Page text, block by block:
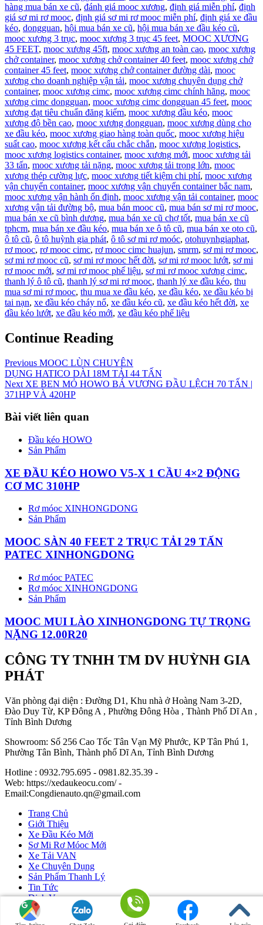
hàng mua bán xe cũ, đánh giá mooc xương, định giá miễn phí, định
giá sơ mi rơ mooc, định giá sơ mi rơ mooc miễn phí, định giá xe đầu
kéo, dongguan, hội mua bán xe cũ, hội mua bán xe đầu kéo cũ,
mooc xương 3 trục, mooc xương 3 trục 45 feet, MOOC XƯƠNG
45 FEET, mooc xương 45ft, mooc xương an toàn cao, mooc xương
chở container, mooc xương chở container 40 feet, mooc xương chở
container 45 feet, mooc xương chở container đường dài, mooc
xương cho doanh nghiệp vận tải, mooc xương chuyên dụng chở
container, mooc xương cimc, mooc xương cimc chính hãng, mooc
xương cimc dongguan, mooc xương cimc dongguan 45 feet, mooc
xương đạt tiêu chuẩn đăng kiểm, mooc xương đầu kéo, mooc
xương độ bền cao, mooc xương dongguan, mooc xương dùng cho
xe đầu kéo, mooc xương giao hàng toàn quốc, mooc xương hiệu
suất cao, mooc xương kết cấu chắc chắn, mooc xương logistics,
mooc xương logistics container, mooc xương mới, mooc xương tải
33 tấn, mooc xương tải nặng, mooc xương tải trọng lớn, mooc
xương thép cường lực, mooc xương tiết kiệm chi phí, mooc xương
vận chuyển container, mooc xương vận chuyển container bắc nam,
mooc xương vận hành ổn định, mooc xương vận tải container, mooc
xương vận tải đường bộ, mua bán mooc cũ, mua bán sơ mi rơ mooc,
mua bán xe cũ bình dương, mua bán xe cũ chợ tốt, mua bán xe cũ
tphcm, mua bán xe đầu kéo, mua bán xe ô tô cũ, mua bán xe oto cũ,
ô tô cũ, ô tô huỳnh gia phát, ô tô sơ mi rơ moóc, otohuynhgiaphat,
rơ mooc, rơ mooc cimc, rơ mooc cimc huajun, smrm, sơ mi rơ mooc,
sơ mi rơ mooc cũ, sơ mi rơ mooc hết đời, sơ mi rơ mooc lướt, sơ mi
rơ mooc mới, sơ mi rơ mooc phế liệu, sơ mi rơ mooc xương cimc,
thanh lý ô tô cũ, thanh lý sơ mi rơ mooc, thanh lý xe đầu kéo, thu
mua sơ mi rơ mooc, thu mua xe đầu kéo, xe đầu kéo, xe đầu kéo bị
tai nạn, xe đầu kéo cháy nổ, xe đầu kéo cũ, xe đầu kéo hết đời, xe
đầu kéo lướt, xe đầu kéo mới, xe đầu kéo phế liệu
Continue Reading
Previous MOOC LÙN CHUYÊN
DỤNG HATICO DÀI 18M TẢI 44 TẤN
Next XE BEN MỎ HOWO BÁ VƯƠNG ĐẦU LỆCH 70 TẤN |
371HP VÀ 420HP
Bài viết liên quan
Đầu kéo HOWO
Sản Phẩm
XE ĐẦU KÉO HOWO V5-X 1 CẦU 4×2 ĐỘNG
CƠ MC 310HP
Rơ móoc XINHONGDONG
Sản Phẩm
MOOC SÀN 40 FEET 2 TRỤC TẢI 29 TẤN
PATEC XINHONGDONG
Rơ móoc PATEC
Rơ móoc XINHONGDONG
Sản Phẩm
MOOC MUI LÀO XINHONGDONG TỰ TRỌNG
NẶNG 12.00R20
CÔNG TY TNHH TM DV HUỲNH GIA
PHÁT
Văn phòng đại diện : Đường D1, Khu nhà ở Hoàng Nam 3-2D,
Đào Duy Từ, KP Đông A , Phường Đông Hòa , Thành Phố Dĩ An ,
Tỉnh Bình Dương
Showroom: Số 256 Cao Tốc Tân Vạn Mỹ Phước, KP Tân Phú 1,
Phường Tân Bình, Thành phố Dĩ An, Tỉnh Bình Dương
Hotline : 0932.795.695 - 0981.82.35.39 -
Web: https://xedaukeocu.com/ -
Email:Congdienauto.qn@gmail.com
Trang Chủ
Giới Thiệu
Xe Đầu Kéo Mới
Sơ Mi Rơ Móoc Mới
Xe Tải VAN
Xe Chuyên Dụng
Sản Phẩm Thanh Lý
Tin Tức
Dịch Vụ
Liên Hệ